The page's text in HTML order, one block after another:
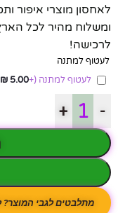
לאחסון מוצרי איפור
ומשלוח מהיר לכל
לרכישה!
לעטוף למתנה
לעטוף למתנה (+
5.00
₪
-
+
מתלבטים לגבי המוצר?